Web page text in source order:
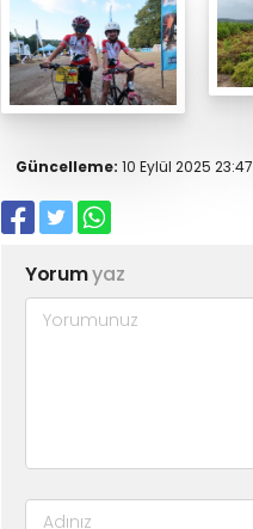
Güncelleme: 10 Eylül 2025 23:47
Yorumyaz